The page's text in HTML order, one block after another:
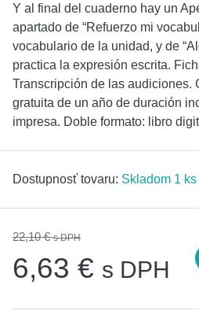
Y al final del cuaderno hay un
apartado de “Refuerzo mi
vocabulario de la unidad, y de
practica la expresión escrita.
Transcripción de las audiciones.
gratuita de un año de duración
impresa. Doble formato: libro
Dostupnosť tovaru: Skladom 1 ks
22,10 €s DPH
6,63 € s DPH